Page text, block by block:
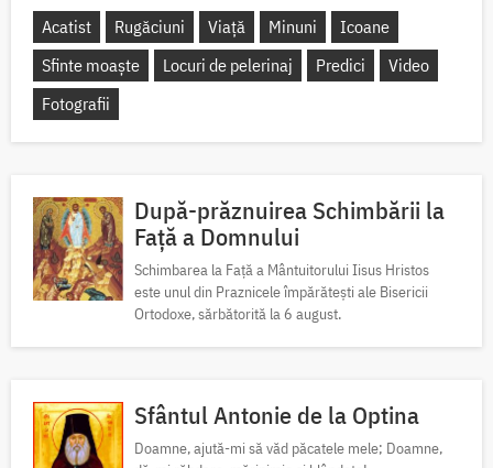
Acatist Rugăciuni Viață Minuni
Icoane
Sfinte moaște
Locuri de pelerinaj Predici
Video
Fotografii
După-prăznuirea Schimbării la
Față a Domnului
Schimbarea la Față a Mântuitorului Iisus Hristos
este unul din Praznicele împărătești ale Bisericii
Ortodoxe, sărbătorită la 6 august.
Sfântul Antonie de la Optina
Doamne, ajută-mi să văd păcatele mele; Doamne,